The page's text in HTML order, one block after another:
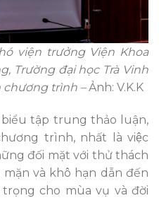
viện trưởng Viện Khoa
Trường đại học Trà Vinh
chương trình –Ảnh: V.K.K
biểu tập trung thảo luận,
trình, nhất là việc
đối mặt với thử thách
và khô hạn dẫn đến
cho mùa vụ và đời